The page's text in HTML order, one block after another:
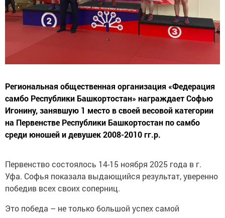
Региональная общественная организация «Федерация
самбо Республики Башкортостан» награждает Софью
Игонину, занявшую 1 место в своей весовой категории
на Первенстве Республики Башкортостан по самбо
среди юношей и девушек 2008-2010 гг.р.
Первенство состоялось 14-15 ноября 2025 года в г.
Уфа. Софья показала выдающийся результат, уверенно
победив всех своих соперниц.
Это победа – не только большой успех самой